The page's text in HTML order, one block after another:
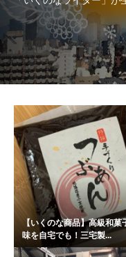
【いくのな商品】高級和菓
味を自宅でも！三宅製...